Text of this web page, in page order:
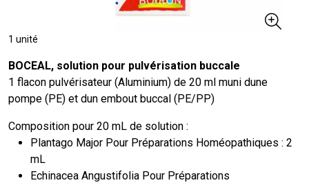
1 unité
BOCEAL, solution pour pulvérisation buccale
1 flacon pulvérisateur (Aluminium) de 20 ml muni dune
pompe (PE) et dun embout buccal (PE/PP)
Composition pour 20 mL de solution :
Plantago Major Pour Préparations Homéopathiques : 2
mL
Echinacea Angustifolia Pour Préparations